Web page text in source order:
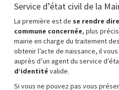
Service d’état civil de la
La première est de se rendre
commune concernée, plus
mairie en charge du traitement
obtenir l’acte de naissance, il
auprès d’un agent du service
d’identité valide.
Si vous ne pouvez pas vous